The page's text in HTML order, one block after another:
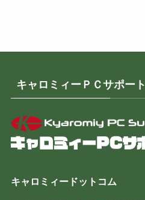
キャロミィーＰＣサポート
キャロミィードットコム